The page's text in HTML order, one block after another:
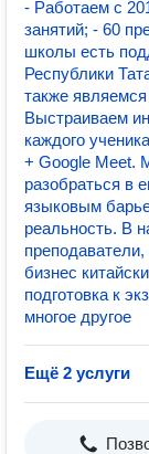
- Работаем с
занятий; - 60
школы есть
Республики
также
Выстраиваем
каждого
+ Google Meet.
разобраться в
языковым
реальность. В
бизнес
подготовка к
многое другое
Ещё 2 услуги